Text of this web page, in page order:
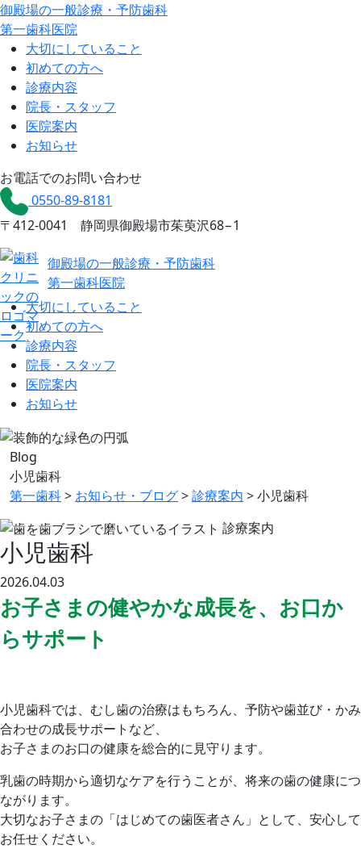
御殿場の一般診療・予防歯科
第一歯科医院
大切にしていること
初めての方へ
診療内容
院長・スタッフ
医院案内
お知らせ
お電話でのお問い合わせ
0550-89-8181
〒412-0041 静岡県御殿場市茱萸沢68−1
御殿場の一般診療・予防歯科
第一歯科医院
大切にしていること
初めての方へ
診療内容
院長・スタッフ
医院案内
お知らせ
Blog
小児歯科
第一歯科> お知らせ・ブログ>診療案内 >小児歯科
診療案内
小児歯科
2026.04.03
お子さまの健やかな成長を、お口か
らサポート
小児歯科では、むし歯の治療はもちろん、予防や歯並び・かみ
合わせの成長サポートなど、
お子さまのお口の健康を総合的に見守ります。
乳歯の時期から適切なケアを行うことが、将来の歯の健康につ
ながります。
大切なお子さまの「はじめての歯医者さん」として、安心して
お任せください。